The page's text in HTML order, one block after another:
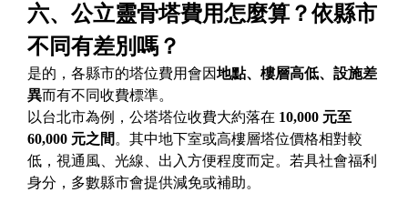
六、公立靈骨塔費用怎麼算？依縣市
不同有差別嗎？
是的，各縣市的塔位費用會因地點、樓層高低、設施差
異而有不同收費標準。
以台北市為例，公塔塔位收費大約落在 10,000 元至
60,000 元之間。其中地下室或高樓層塔位價格相對較
低，視通風、光線、出入方便程度而定。若具社會福利
身分，多數縣市會提供減免或補助。